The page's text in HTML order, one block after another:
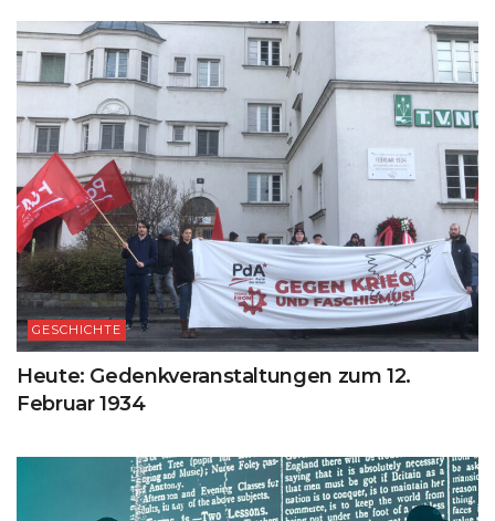
GESCHICHTE
Heute: Gedenkveranstaltungen zum 12.
Februar 1934